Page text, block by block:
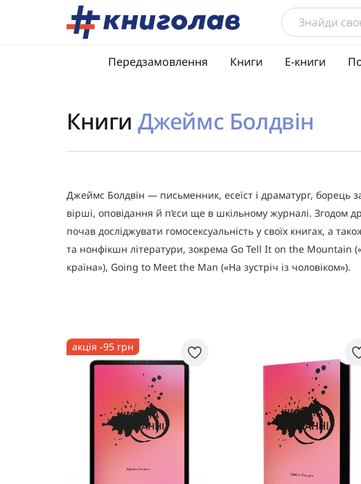
Передзамовлення Книги Е-книги
Книги Джеймс Болдвін
Джеймс Болдвін — письменник, есеїст і драматург, борець
вірші, оповідання й п’єси ще в шкільному журналі.
почав досліджувати гомосексуальність у своїх книгах, а
та нонфікшн літератури, зокрема Go Tell It on the Mountain
країна»), Going to Meet the Man («На зустріч із чоловіком»).
акція -95 грн